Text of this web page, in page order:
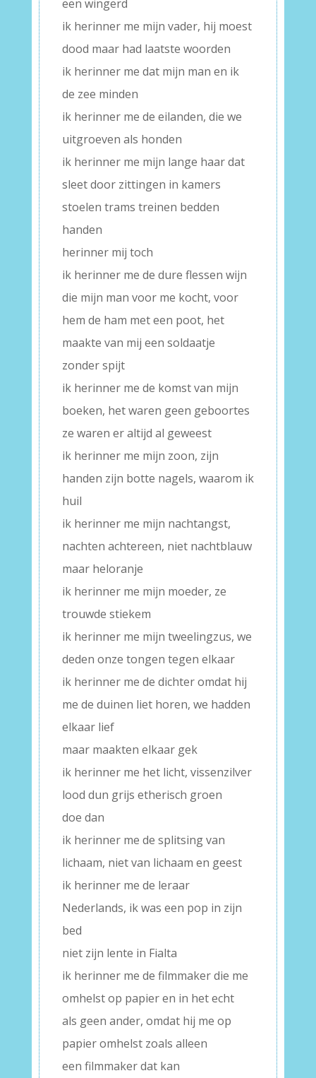
een wingerd
ik herinner me mijn vader, hij moest
dood maar had laatste woorden
ik herinner me dat mijn man en ik
de zee minden
ik herinner me de eilanden, die we
uitgroeven als honden
ik herinner me mijn lange haar dat
sleet door zittingen in kamers
stoelen trams treinen bedden
handen
herinner mij toch
ik herinner me de dure flessen wijn
die mijn man voor me kocht, voor
hem de ham met een poot, het
maakte van mij een soldaatje
zonder spijt
ik herinner me de komst van mijn
boeken, het waren geen geboortes
ze waren er altijd al geweest
ik herinner me mijn zoon, zijn
handen zijn botte nagels, waarom ik
huil
ik herinner me mijn nachtangst,
nachten achtereen, niet nachtblauw
maar heloranje
ik herinner me mijn moeder, ze
trouwde stiekem
ik herinner me mijn tweelingzus, we
deden onze tongen tegen elkaar
ik herinner me de dichter omdat hij
me de duinen liet horen, we hadden
elkaar lief
maar maakten elkaar gek
ik herinner me het licht, vissenzilver
lood dun grijs etherisch groen
doe dan
ik herinner me de splitsing van
lichaam, niet van lichaam en geest
ik herinner me de leraar
Nederlands, ik was een pop in zijn
bed
niet zijn lente in Fialta
ik herinner me de filmmaker die me
omhelst op papier en in het echt
als geen ander, omdat hij me op
papier omhelst zoals alleen
een filmmaker dat kan